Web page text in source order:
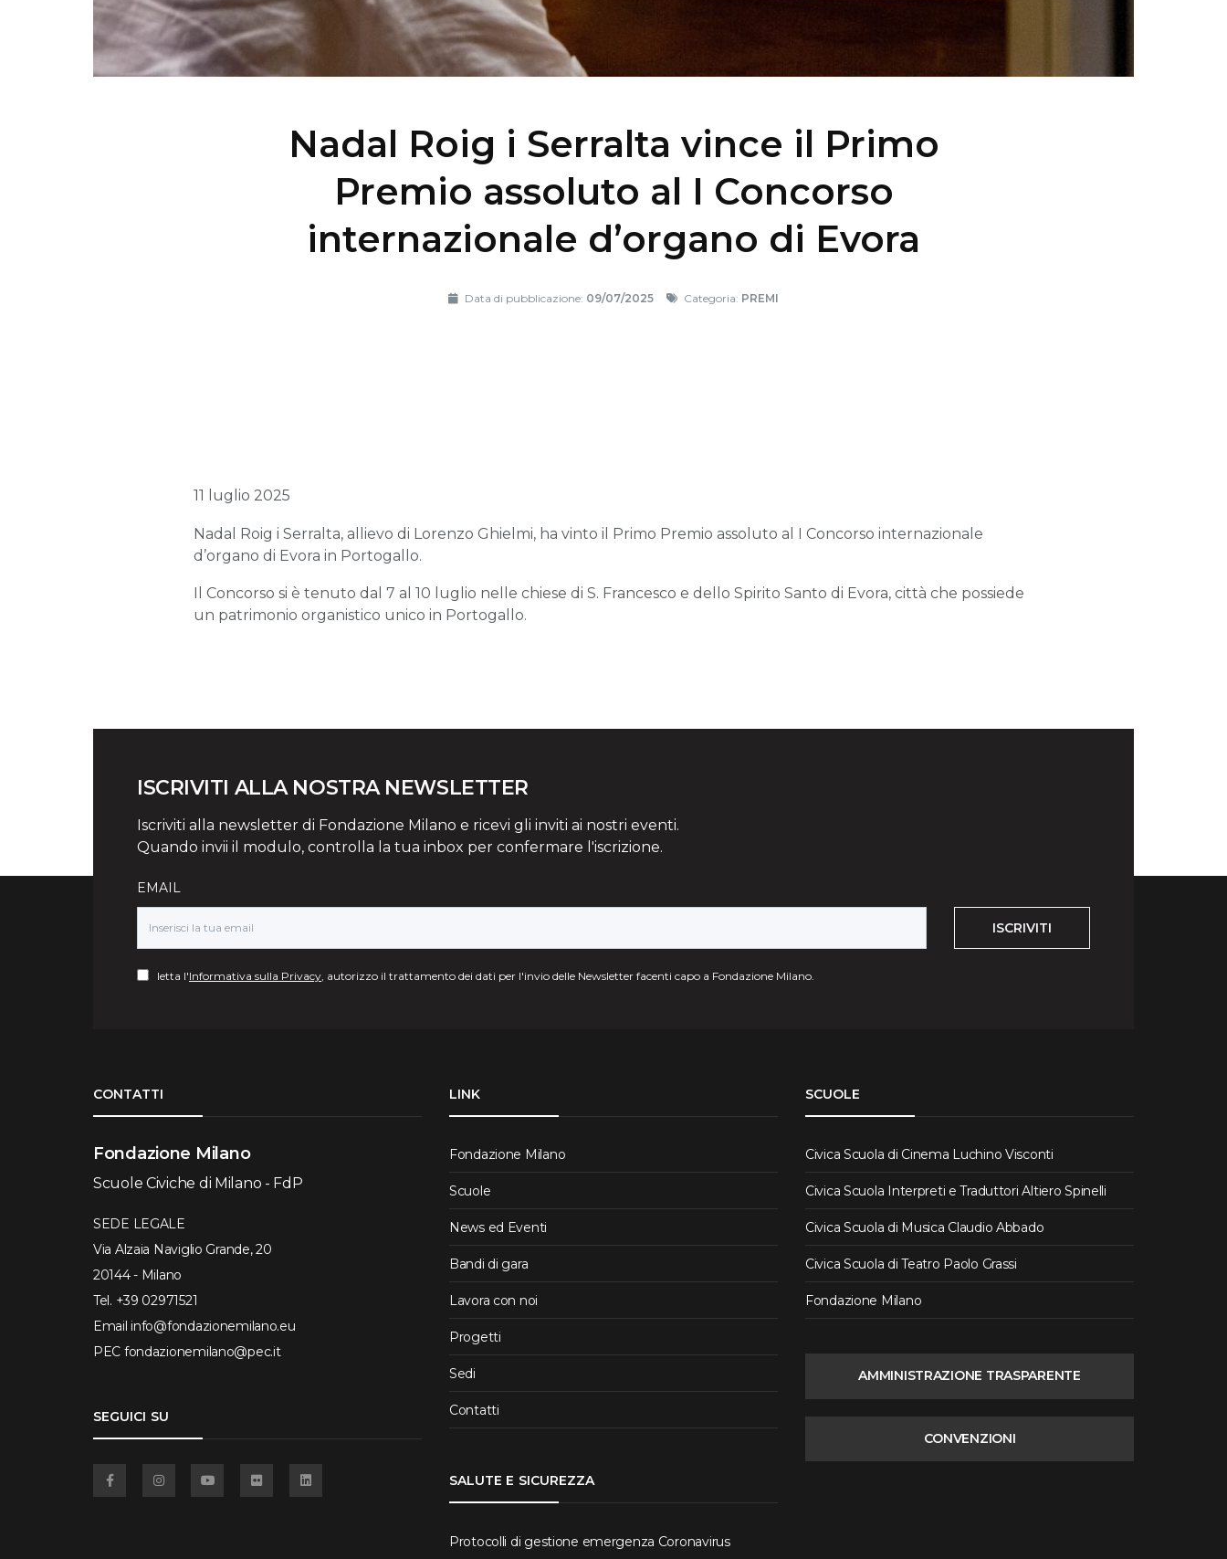
Nadal Roig i Serralta vince il Primo
Premio assoluto al I Concorso
internazionale d’organo di Evora
Data di pubblicazione: 09/07/2025 Categoria: PREMI
11 luglio 2025
Nadal Roig i Serralta, allievo di Lorenzo Ghielmi, ha vinto il Primo Premio assoluto al I Concorso internazionale
d’organo di Evora in Portogallo.
Il Concorso si è tenuto dal 7 al 10 luglio nelle chiese di S. Francesco e dello Spirito Santo di Evora, città che possiede
un patrimonio organistico unico in Portogallo.
ISCRIVITI ALLA NOSTRA NEWSLETTER
Iscriviti alla newsletter di Fondazione Milano e ricevi gli inviti ai nostri eventi.
Quando invii il modulo, controlla la tua inbox per confermare l'iscrizione.
EMAIL
ISCRIVITI
letta l'Informativa sulla Privacy, autorizzo il trattamento dei dati per l'invio delle Newsletter facenti capo a Fondazione Milano.
CONTATTI
Fondazione Milano
Scuole Civiche di Milano - FdP
SEDE LEGALE
Via Alzaia Naviglio Grande, 20
20144 - Milano
Tel. +39 02971521
Email info@fondazionemilano.eu
PEC fondazionemilano@pec.it
SEGUICI SU
LINK
Fondazione Milano
Scuole
News ed Eventi
Bandi di gara
Lavora con noi
Progetti
Sedi
Contatti
SALUTE E SICUREZZA
Protocolli di gestione emergenza Coronavirus
SCUOLE
Civica Scuola di Cinema Luchino Visconti
Civica Scuola Interpreti e Traduttori Altiero Spinelli
Civica Scuola di Musica Claudio Abbado
Civica Scuola di Teatro Paolo Grassi
Fondazione Milano
AMMINISTRAZIONE TRASPARENTE
CONVENZIONI